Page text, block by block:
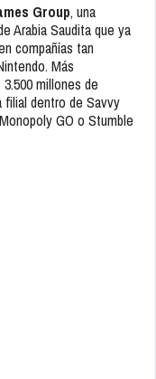
Group, una
Arabia Saudita que ya
compañías tan
Más
millones de
filial dentro de Savvy
GO o Stumble